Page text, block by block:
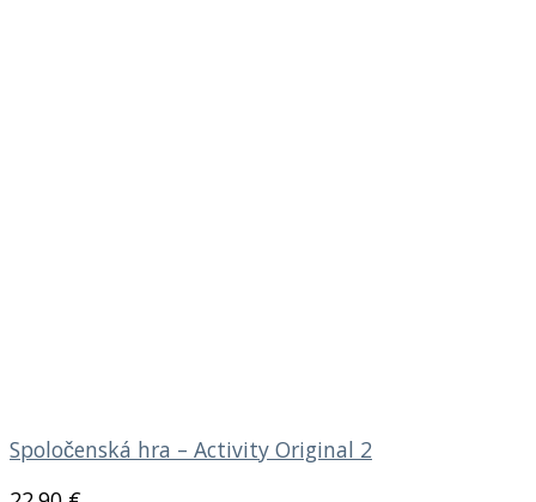
Spoločenská hra – Activity Original 2